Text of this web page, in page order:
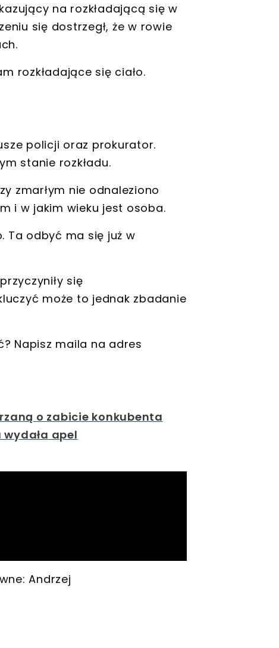
na rozkładającą się w
się dostrzegł, że w rowie
rozkładające się ciało.
policji oraz prokurator.
stanie rozkładu.
zmarłym nie odnaleziono
i w jakim wieku jest osoba.
. Ta odbyć ma się już w
się
może to jednak zbadanie
Napisz maila na adres
o zabicie konkubenta
apel
Andrzej